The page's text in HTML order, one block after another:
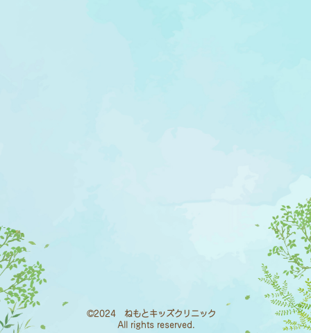
©2024 ねもとキッズクリニック
All rights reserved.